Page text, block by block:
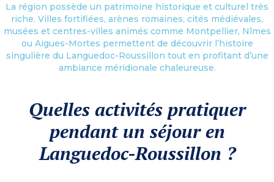
La région possède un patrimoine historique et culturel très
riche. Villes fortifiées, arènes romaines, cités médiévales,
musées et centres-villes animés comme Montpellier, Nîmes
ou Aigues-Mortes permettent de découvrir l’histoire
singulière du Languedoc-Roussillon tout en profitant d’une
ambiance méridionale chaleureuse.
Quelles activités pratiquer
pendant un séjour en
Languedoc-Roussillon ?